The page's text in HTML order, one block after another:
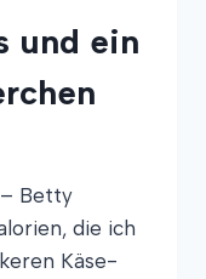
und ein
– Betty
die ich
Käse-